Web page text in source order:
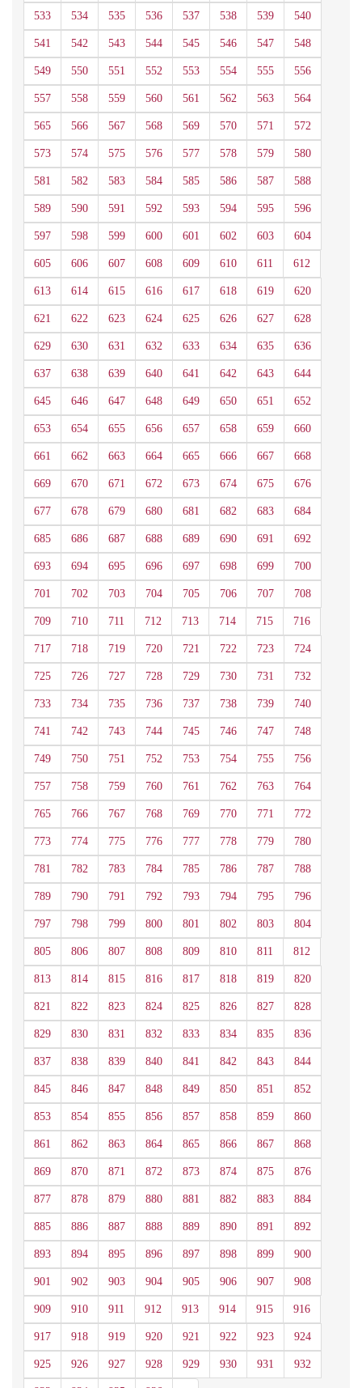
533 534 535 536 537 538 539 540
541 542 543 544 545 546 547 548
549 550 551 552 553 554 555 556
557 558 559 560 561 562 563 564
565 566 567 568 569 570 571 572
573 574 575 576 577 578 579 580
581 582 583 584 585 586 587 588
589 590 591 592 593 594 595 596
597 598 599 600 601 602 603 604
605 606 607 608 609 610 611 612
613 614 615 616 617 618 619 620
621 622 623 624 625 626 627 628
629 630 631 632 633 634 635 636
637 638 639 640 641 642 643 644
645 646 647 648 649 650 651 652
653 654 655 656 657 658 659 660
661 662 663 664 665 666 667 668
669 670 671 672 673 674 675 676
677 678 679 680 681 682 683 684
685 686 687 688 689 690 691 692
693 694 695 696 697 698 699 700
701 702 703 704 705 706 707 708
709 710 711 712 713 714 715 716
717 718 719 720 721 722 723 724
725 726 727 728 729 730 731 732
733 734 735 736 737 738 739 740
741 742 743 744 745 746 747 748
749 750 751 752 753 754 755 756
757 758 759 760 761 762 763 764
765 766 767 768 769 770 771 772
773 774 775 776 777 778 779 780
781 782 783 784 785 786 787 788
789 790 791 792 793 794 795 796
797 798 799 800 801 802 803 804
805 806 807 808 809 810 811 812
813 814 815 816 817 818 819 820
821 822 823 824 825 826 827 828
829 830 831 832 833 834 835 836
837 838 839 840 841 842 843 844
845 846 847 848 849 850 851 852
853 854 855 856 857 858 859 860
861 862 863 864 865 866 867 868
869 870 871 872 873 874 875 876
877 878 879 880 881 882 883 884
885 886 887 888 889 890 891 892
893 894 895 896 897 898 899 900
901 902 903 904 905 906 907 908
909 910 911 912 913 914 915 916
917 918 919 920 921 922 923 924
925 926 927 928 929 930 931 932